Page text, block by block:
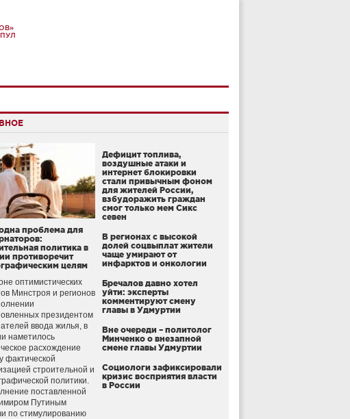
проблема для
политика в
противоречит
целям
оптимистических
Минстроя и регионов
президентом
ввода жилья, в
наметилось
расхождение
фактической
строительной и
политики.
поставленной
Путиным
по стимулированию
Дефицит топлива,
воздушные атаки и
интернет блокировки
стали привычным фоном
для жителей России,
взбудоражить граждан
смог только мем Сикс
севен
В регионах с высокой
долей соцвыплат жители
чаще умирают от
инфарктов и онкологии
Бречалов давно хотел
уйти: эксперты
комментируют смену
главы в Удмуртии
Вне очереди – политолог
Минченко о внезапной
смене главы Удмуртии
Социологи зафиксировали
кризис восприятия власти
в России